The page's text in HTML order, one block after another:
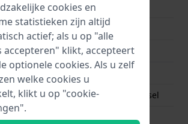
Roestvrij staal
Rond
Zilver
Roestvrij staal
Geschroefde achterdeksel
Saffier
cookies en
statistieken zijn altijd
actief; als u op "alle
accepteren" klikt, accepteert
optionele cookies. Als u zelf
welke cookies u
klikt u op "cookie-